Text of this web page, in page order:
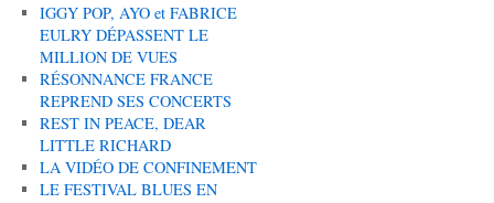
IGGY POP, AYO et FABRICE
EULRY DÉPASSENT LE
MILLION DE VUES
RÉSONNANCE FRANCE
REPREND SES CONCERTS
REST IN PEACE, DEAR
LITTLE RICHARD
LA VIDÉO DE CONFINEMENT
LE FESTIVAL BLUES EN